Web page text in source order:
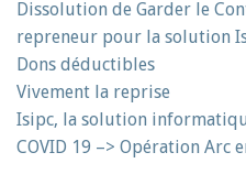
Dissolution de Garder le
repreneur pour la solution
Dons déductibles
Vivement la reprise
Isipc, la solution
COVID 19 –> Opération Arc